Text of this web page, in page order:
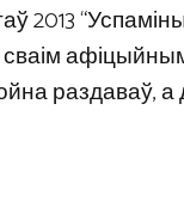
2013 “Успаміны
раздаваў,